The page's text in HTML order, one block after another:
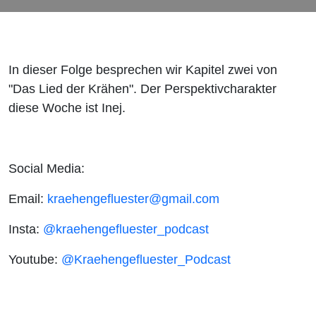
In dieser Folge besprechen wir Kapitel zwei von
"Das Lied der Krähen". Der Perspektivcharakter
diese Woche ist Inej.
Social Media:
Email: kraehengefluester@gmail.com
Insta: @kraehengefluester_podcast
Youtube: @Kraehengefluester_Podcast